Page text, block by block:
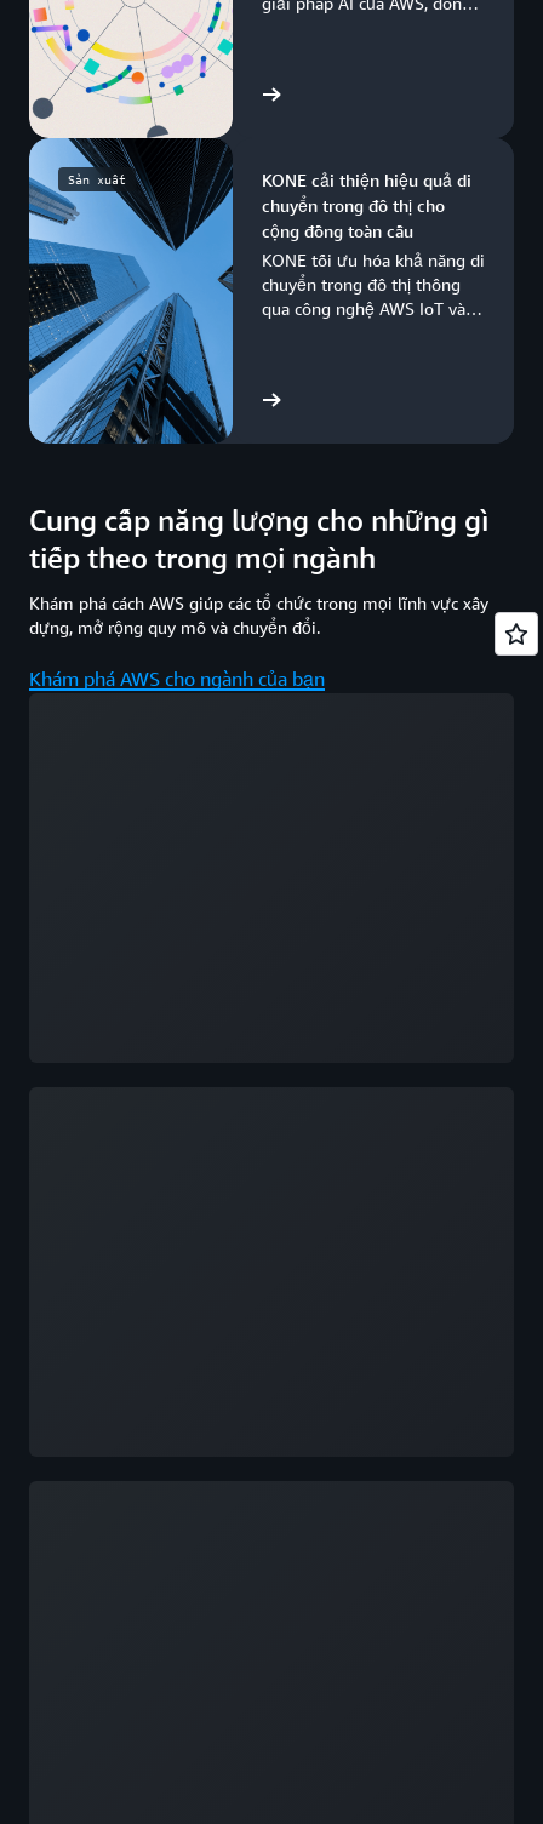
Xem câu chuyện
Sản xuất
KONE cải thiện hiệu quả di
chuyển trong đô thị cho
cộng đồng toàn cầu
KONE tối ưu hóa khả năng di
chuyển trong đô thị thông
qua công nghệ AWS IoT và
Xem câu chuyện
Cung cấp năng lượng cho những gì
tiếp theo trong mọi ngành
Khám phá cách AWS giúp các tổ chức trong mọi lĩnh vực xây
dựng, mở rộng quy mô và chuyển đổi.
Khám phá AWS cho ngành của bạn